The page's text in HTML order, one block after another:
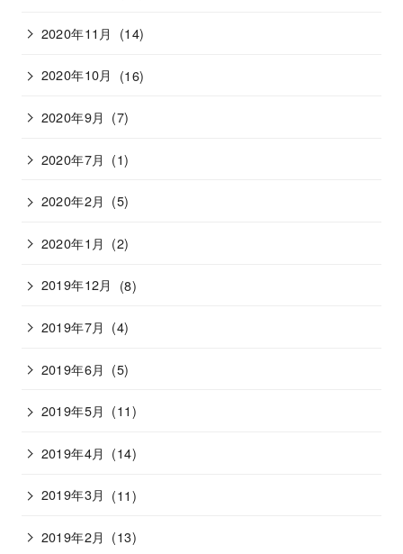
2020年11月 (14)
2020年10月 (16)
2020年9月 (7)
2020年7月 (1)
2020年2月 (5)
2020年1月 (2)
2019年12月 (8)
2019年7月 (4)
2019年6月 (5)
2019年5月 (11)
2019年4月 (14)
2019年3月 (11)
2019年2月 (13)